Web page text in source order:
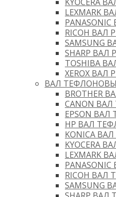
LEXMARK
RICOH ВАЛ
SAMSUNG
SHARP
TOSHIBA
XEROX
ВАЛ
BROTHER
CANON
EPSON
HP ВАЛ
KONICA
KYOCERA
LEXMARK
RICOH
SAMSUNG